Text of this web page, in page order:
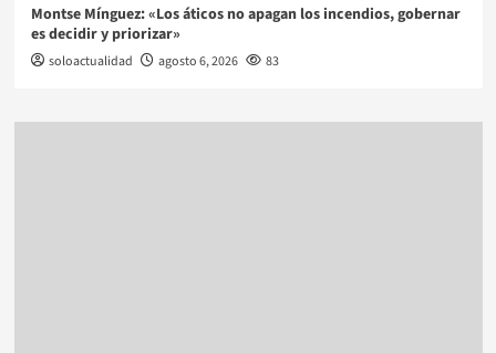
Montse Mínguez: «Los áticos no apagan los incendios, gobernar
es decidir y priorizar»
soloactualidad agosto 6, 2026 83